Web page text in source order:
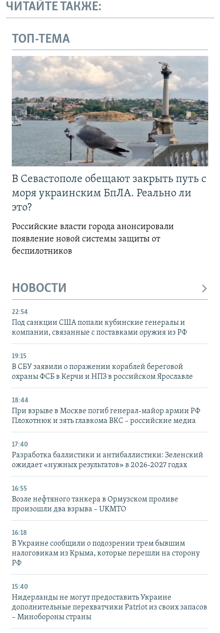
ЧИТАЙТЕ ТАКЖЕ:
ТОП-ТЕМА
В Севастополе обещают закрыть путь с
моря украинским БпЛА. Реально ли
это?
Российские власти города анонсировали
появление новой системы защиты от
беспилотников
НОВОСТИ
22:54
Под санкции США попали кубинские генералы и
компании, связанные с поставками оружия из РФ
19:15
В СБУ заявили о поражении кораблей береговой
охраны ФСБ в Керчи и НПЗ в российском Ярославле
18:44
При взрыве в Москве погиб генерал-майор армии РФ
Плохотнюк и зять главкома ВКС – российские медиа
17:40
Разработка баллистики и антибаллистики: Зеленский
ожидает «нужных результатов» в 2026-2027 годах
16:55
Возле нефтяного танкера в Ормузском проливе
произошли два взрыва – UKMTO
16:18
В Украине сообщили о подозрении трем бывшим
налоговикам из Крыма, которые перешли на сторону
РФ
15:40
Нидерланды не могут предоставить Украине
дополнительные перехватчики Patriot из своих запасов
– Минобороны страны